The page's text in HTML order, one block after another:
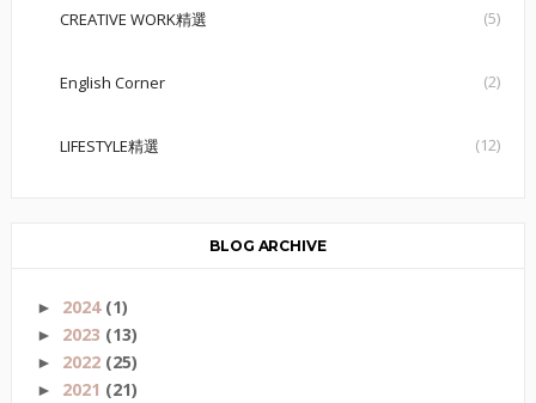
CREATIVE WORK精選 (5)
English Corner (2)
LIFESTYLE精選 (12)
BLOG ARCHIVE
► 2024 (1)
► 2023 (13)
► 2022 (25)
► 2021 (21)